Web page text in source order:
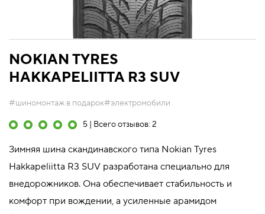
NOKIAN TYRES
HAKKAPELIITTA R3 SUV
#шиномонтаж в подарок#электромобили
5 | Всего отзывов: 2
Зимняя шина скандинавского типа Nokian Tyres
Hakkapeliitta R3 SUV разработана специально для
внедорожников. Она обеспечивает стабильность и
комфорт при вождении, а усиленные арамидом